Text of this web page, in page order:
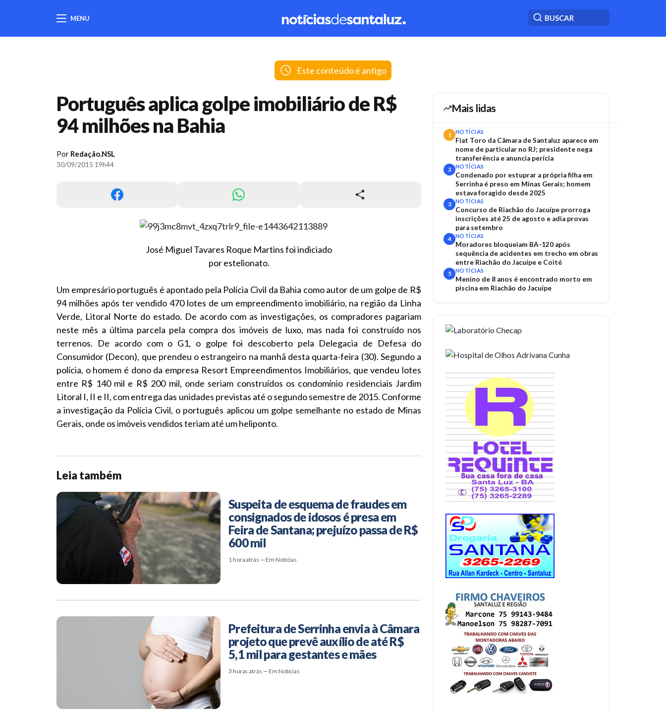
MENU
Este conteúdo é antigo
Português aplica golpe imobiliário de R$
94 milhões na Bahia
Por Redação.NSL
30/09/2015 19h44
José Miguel Tavares Roque Martins foi indiciado
por estelionato.
Um empresário português é apontado pela Polícia Civil da Bahia como autor de um golpe de R$
94 milhões após ter vendido 470 lotes de um empreendimento imobiliário, na região da Linha
Verde, Litoral Norte do estado. De acordo com as investigações, os compradores pagariam
neste mês a última parcela pela compra dos imóveis de luxo, mas nada foi construído nos
terrenos. De acordo com o G1, o golpe foi descoberto pela Delegacia de Defesa do
Consumidor (Decon), que prendeu o estrangeiro na manhã desta quarta-feira (30). Segundo a
polícia, o homem é dono da empresa Resort Empreendimentos Imobiliários, que vendeu lotes
entre R$ 140 mil e R$ 200 mil, onde seriam construídos os condomínio residenciais Jardim
Litoral I, II e II, com entrega das unidades previstas até o segundo semestre de 2015. Conforme
a investigação da Polícia Civil, o português aplicou um golpe semelhante no estado de Minas
Gerais, onde os imóveis vendidos teriam até um heliponto.
Leia também
Suspeita de esquema de fraudes em
consignados de idosos é presa em
Feira de Santana; prejuízo passa de R$
600 mil
1 hora atrás — Em Notícias
Prefeitura de Serrinha envia à Câmara
projeto que prevê auxílio de até R$
5,1 mil para gestantes e mães
3 horas atrás — Em Notícias
Mais lidas
1 NOTÍCIAS
Fiat Toro da Câmara de Santaluz aparece em
nome de particular no RJ; presidente nega
transferência e anuncia perícia
2 NOTÍCIAS
Condenado por estuprar a própria filha em
Serrinha é preso em Minas Gerais; homem
estava foragido desde 2025
3 NOTÍCIAS
Concurso de Riachão do Jacuípe prorroga
inscrições até 25 de agosto e adia provas
para setembro
4 NOTÍCIAS
Moradores bloqueiam BA-120 após
sequência de acidentes em trecho em obras
entre Riachão do Jacuípe e Coité
5 NOTÍCIAS
Menino de 8 anos é encontrado morto em
piscina em Riachão do Jacuípe